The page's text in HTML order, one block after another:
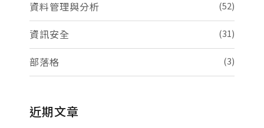
資料管理與分析 (52)
資訊安全 (31)
部落格 (3)
近期文章